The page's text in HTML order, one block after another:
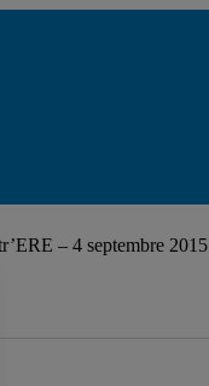
– 4 septembre 2015